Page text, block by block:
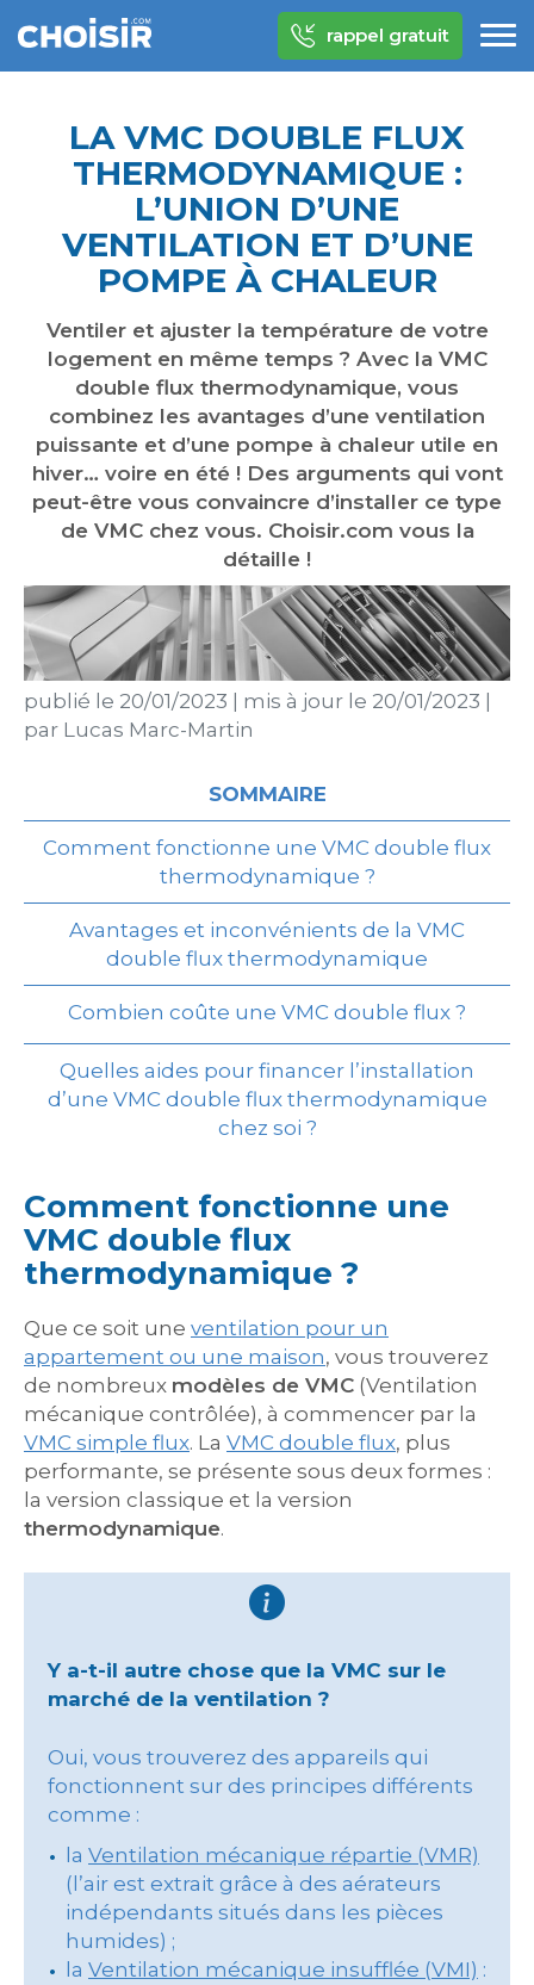
rappel gratuit
LA VMC DOUBLE FLUX
THERMODYNAMIQUE :
L’UNION D’UNE
VENTILATION ET D’UNE
POMPE À CHALEUR
Ventiler et ajuster la température de votre
logement en même temps ? Avec la VMC
double flux thermodynamique, vous
combinez les avantages d’une ventilation
puissante et d’une pompe à chaleur utile en
hiver… voire en été ! Des arguments qui vont
peut-être vous convaincre d’installer ce type
de VMC chez vous. Choisir.com vous la
détaille !
publié le 20/01/2023 mis à jour le 20/01/2023
par Lucas Marc-Martin
SOMMAIRE
Comment fonctionne une VMC double flux
thermodynamique ?
Avantages et inconvénients de la VMC
double flux thermodynamique
Combien coûte une VMC double flux ?
Quelles aides pour financer l’installation
d’une VMC double flux thermodynamique
chez soi ?
Comment fonctionne une
VMC double flux
thermodynamique ?
Que ce soit une ventilation pour un
appartement ou une maison, vous trouverez
de nombreux modèles de VMC (Ventilation
mécanique contrôlée), à commencer par la
VMC simple flux. La VMC double flux, plus
performante, se présente sous deux formes :
la version classique et la version
thermodynamique.
Y a-t-il autre chose que la VMC sur le
marché de la ventilation ?
Oui, vous trouverez des appareils qui
fonctionnent sur des principes différents
comme :
la Ventilation mécanique répartie (VMR)
(l’air est extrait grâce à des aérateurs
indépendants situés dans les pièces
humides) ;
la Ventilation mécanique insufflée (VMI) :